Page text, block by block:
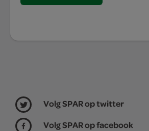
Volg SPAR op twitter
Volg SPAR op facebook